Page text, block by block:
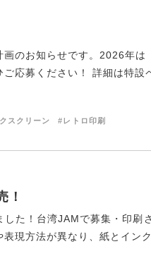
のお知らせです。2026年
応募ください！ 詳細は特設
スクリーン #レトロ印刷
！
た！台湾JAMで募集・印刷
現方法が異なり、紙とイン